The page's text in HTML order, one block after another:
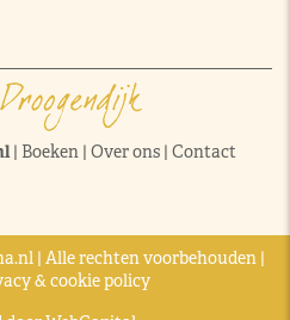
| Boeken| Over ons| Contact
| Alle rechten voorbehouden |
& cookie policy